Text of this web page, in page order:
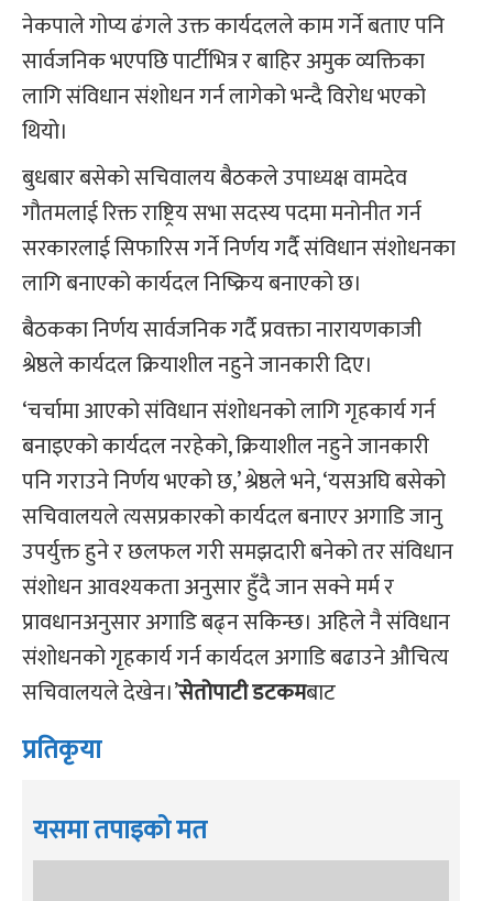
नेकपाले गोप्य ढंगले उक्त कार्यदलले काम गर्ने बताए पनि
सार्वजनिक भएपछि पार्टीभित्र र बाहिर अमुक व्यक्तिका
लागि संविधान संशोधन गर्न लागेको भन्दै विरोध भएको
थियो।
बुधबार बसेको सचिवालय बैठकले उपाध्यक्ष वामदेव
गौतमलाई रिक्त राष्ट्रिय सभा सदस्य पदमा मनोनीत गर्न
सरकारलाई सिफारिस गर्ने निर्णय गर्दै संविधान संशोधनका
लागि बनाएको कार्यदल निष्क्रिय बनाएको छ।
बैठकका निर्णय सार्वजनिक गर्दै प्रवक्ता नारायणकाजी
श्रेष्ठले कार्यदल क्रियाशील नहुने जानकारी दिए।
‘चर्चामा आएको संविधान संशोधनको लागि गृहकार्य गर्न
बनाइएको कार्यदल नरहेको, क्रियाशील नहुने जानकारी
पनि गराउने निर्णय भएको छ,’ श्रेष्ठले भने, ‘यसअघि बसेको
सचिवालयले त्यसप्रकारको कार्यदल बनाएर अगाडि जानु
उपर्युक्त हुने र छलफल गरी समझदारी बनेको तर संविधान
संशोधन आवश्यकता अनुसार हुँदै जान सक्ने मर्म र
प्रावधानअनुसार अगाडि बढ्न सकिन्छ। अहिले नै संविधान
संशोधनको गृहकार्य गर्न कार्यदल अगाडि बढाउने औचित्य
सचिवालयले देखेन।’सेतोपाटी डटकमबाट
प्रतिकृया
यसमा तपाइको मत